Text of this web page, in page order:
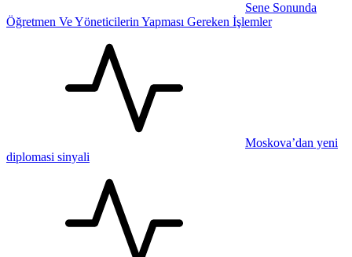
Sene Sonunda
Öğretmen Ve Yöneticilerin Yapması Gereken İşlemler
Moskova’dan yeni
diplomasi sinyali